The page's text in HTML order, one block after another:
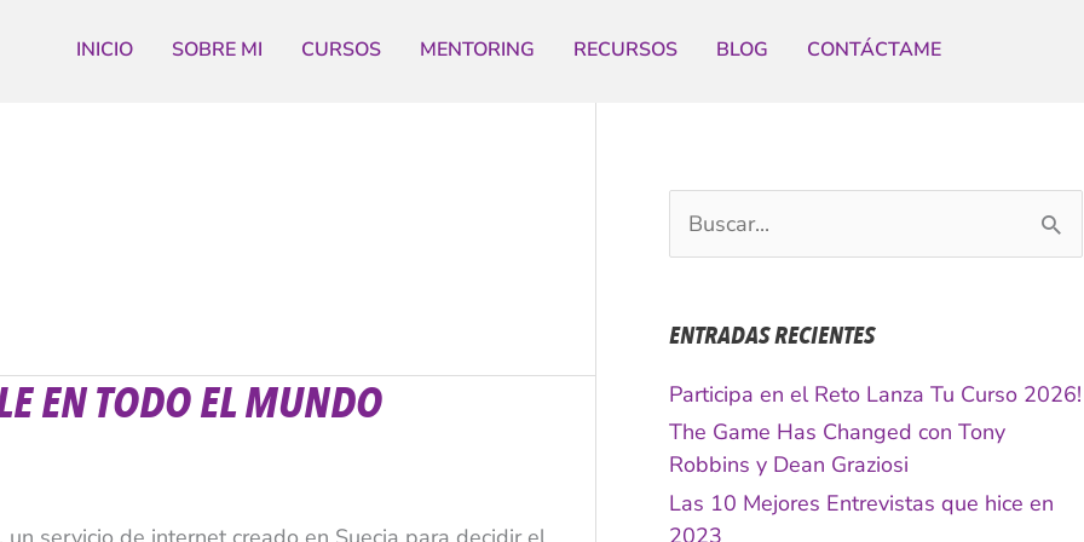
INICIO SOBRE MI CURSOS MENTORING RECURSOS BLOG CONTÁCTAME
EN TODO EL MUNDO
u
c
r
p
o
:
ENTRADAS RECIENTES
Participa en el Reto Lanza Tu Curso 2026!
The Game Has Changed con Tony
Robbins y Dean Graziosi
Las 10 Mejores Entrevistas que hice en
2023